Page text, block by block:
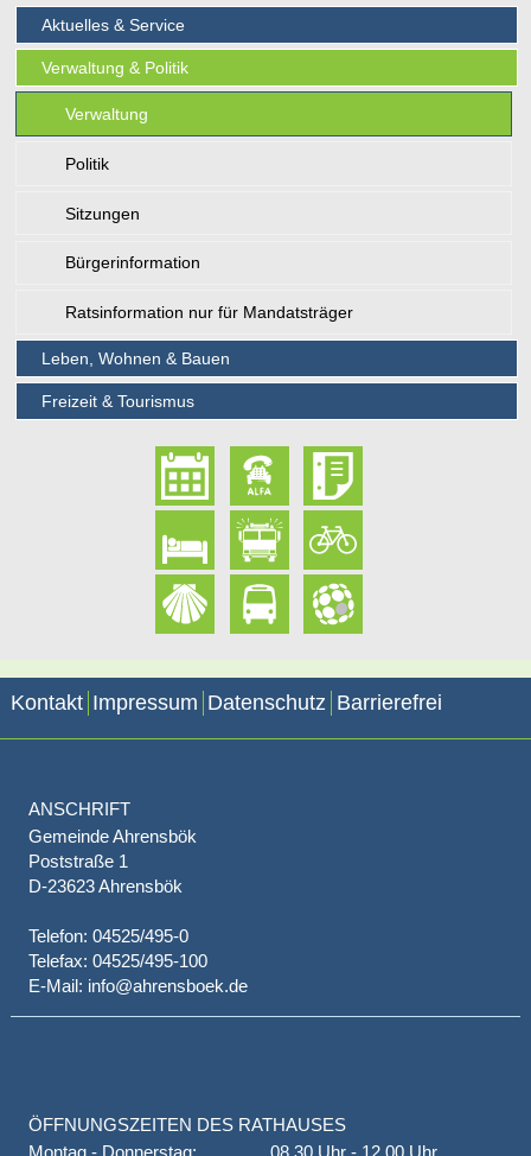
Aktuelles & Service
Verwaltung & Politik
Verwaltung
Politik
Sitzungen
Bürgerinformation
Ratsinformation nur für Mandatsträger
Leben, Wohnen & Bauen
Freizeit & Tourismus
Kontakt Impressum Datenschutz Barrierefrei
ANSCHRIFT
Gemeinde Ahrensbök
Poststraße 1
D-23623 Ahrensbök
Telefon: 04525/495-0
Telefax: 04525/495-100
E-Mail: info@ahrensboek.de
ÖFFNUNGSZEITEN DES RATHAUSES